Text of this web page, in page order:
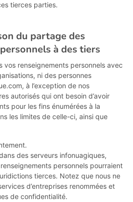
tierces parties.
du partage des
à des tiers
vos renseignements personnels avec
ni des personnes
à l’exception de nos
autorisés qui ont besoin d’avoir
pour les fins énumérées à la
les limites de celle-ci, ainsi que
des serveurs infonuagiques,
personnels pourraient
tierces. Notez que nous ne
d’entreprises renommées et
de confidentialité.